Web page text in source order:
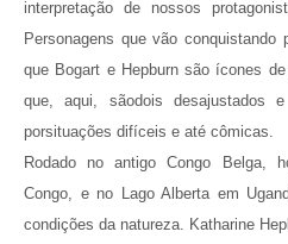
interpretação de nossos
Personagens que vão conquistando
que Bogart e Hepburn são ícones d
que, aqui, sãodois desajustados
porsituações difíceis e até cômicas.
Rodado no antigo Congo Belga,
Congo, e no Lago Alberta em
condições da natureza. Katharine